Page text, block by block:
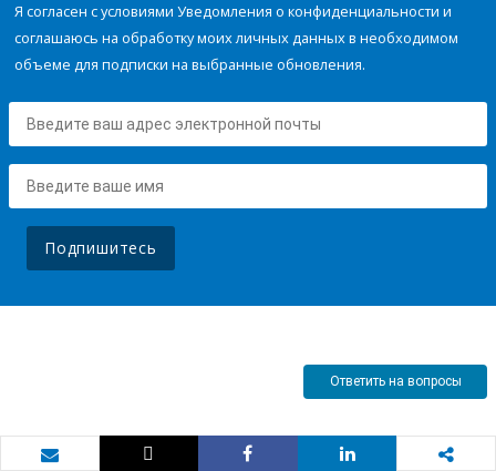
Я согласен с условиями Уведомления о конфиденциальности и
соглашаюсь на обработку моих личных данных в необходимом
объеме для подписки на выбранные обновления.
Подпишитесь
Ответить на вопросы